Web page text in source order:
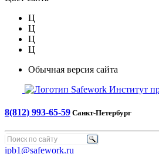
Ц
Ц
Ц
Ц
Обычная версия сайта
Safework Институт
8(812) 993-65-59 Санкт-Петербург
ipb1@safework.ru